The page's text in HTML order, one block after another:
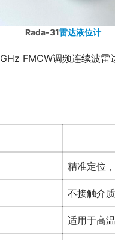
Rada-31雷达液位计
FMCW调频连续波雷
精准定位
不接触介
适用于高